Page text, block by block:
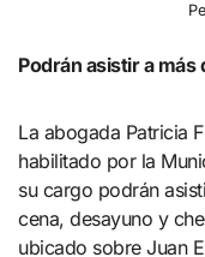
Podrán asistir a más
La abogada Patricia
habilitado por la
su cargo podrán
cena, desayuno y
ubicado sobre Juan